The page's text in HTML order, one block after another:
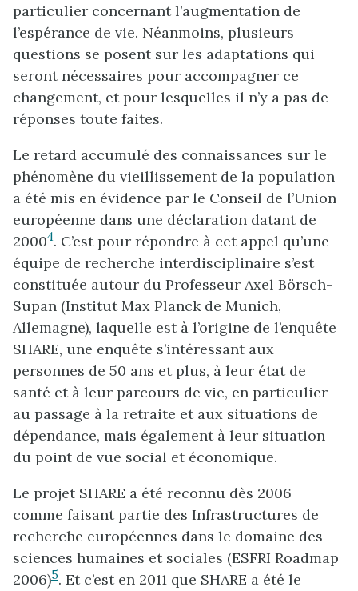
particulier concernant l’augmentation de
l’espérance de vie. Néanmoins, plusieurs
questions se posent sur les adaptations qui
seront nécessaires pour accompagner ce
changement, et pour lesquelles il n’y a pas de
réponses toute faites.
Le retard accumulé des connaissances sur le
phénomène du vieillissement de la population
a été mis en évidence par le Conseil de l’Union
européenne dans une déclaration datant de
20004. C’est pour répondre à cet appel qu’une
équipe de recherche interdisciplinaire s’est
constituée autour du Professeur Axel Börsch-
Supan (Institut Max Planck de Munich,
Allemagne), laquelle est à l’origine de l’enquête
SHARE, une enquête s’intéressant aux
personnes de 50 ans et plus, à leur état de
santé et à leur parcours de vie, en particulier
au passage à la retraite et aux situations de
dépendance, mais également à leur situation
du point de vue social et économique.
Le projet SHARE a été reconnu dès 2006
comme faisant partie des Infrastructures de
recherche européennes dans le domaine des
sciences humaines et sociales (ESFRI Roadmap
2006)5. Et c’est en 2011 que SHARE a été le